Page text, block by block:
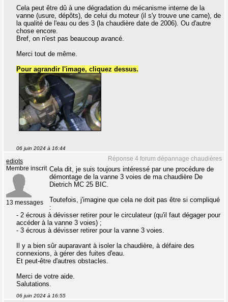
Cela peut être dû à une dégradation du mécanisme interne de la
vanne (usure, dépôts), de celui du moteur (il s'y trouve une came), de
la qualité de l'eau ou des 3 (la chaudière date de 2006). Ou d'autre
chose encore.
Bref, on n'est pas beaucoup avancé.
Merci tout de même.
Pour agrandir l'image, cliquez dessus.
06 juin 2024 à 16:44
Réponse 4 forum dépannage chaudières
ediots
Membre inscrit
13 messages
Cela dit, je suis toujours intéressé par une procédure de
démontage de la vanne 3 voies de ma chaudière De
Dietrich MC 25 BIC.
Toutefois, j'imagine que cela ne doit pas être si compliqué
:
- 2 écrous à dévisser retirer pour le circulateur (qu'il faut dégager pour
accéder à la vanne 3 voies) ;
- 3 écrous à dévisser retirer pour la vanne 3 voies.
Il y a bien sûr auparavant à isoler la chaudière, à défaire des
connexions, à gérer des fuites d'eau.
Et peut-être d'autres obstacles.
Merci de votre aide.
Salutations.
06 juin 2024 à 16:55